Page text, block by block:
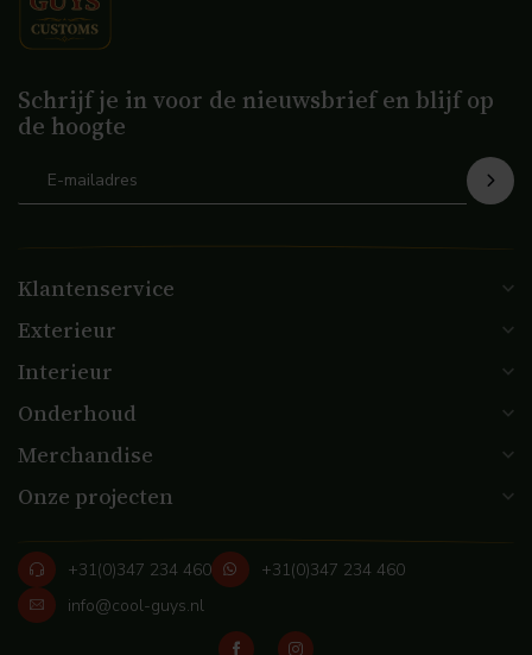
Schrijf je in voor de nieuwsbrief en blijf op
de hoogte
Klantenservice
Exterieur
Interieur
Onderhoud
Merchandise
Onze projecten
+31(0)347 234 460
+31(0)347 234 460
info@cool-guys.nl